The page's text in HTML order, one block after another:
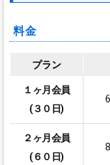
料金
プラン
１ヶ月会員
(３０日)
２ヶ月会員
(６０日)